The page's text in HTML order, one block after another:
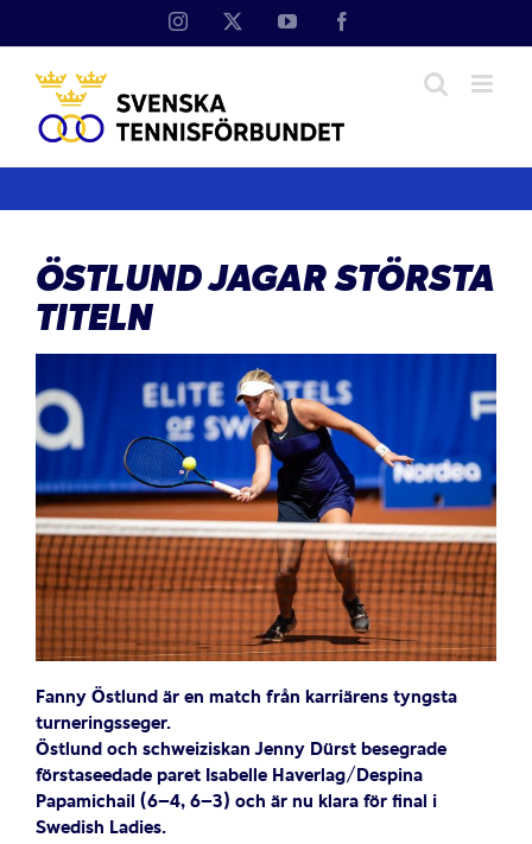
Instagram YouTube
ÖSTLUND JAGAR STÖRSTA
TITELN
Fanny Östlund är en match från karriärens tyngsta
turneringsseger.
Östlund och schweiziskan Jenny Dürst besegrade
förstaseedade paret Isabelle Haverlag/Despina
Papamichail (6–4, 6–3) och är nu klara för final i
Swedish Ladies.